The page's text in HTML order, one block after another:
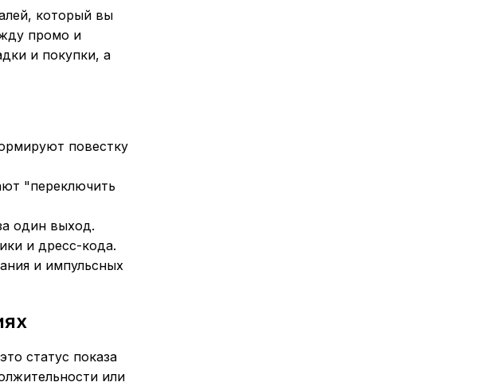
который вы
промо и
и покупки, а
повестку
"переключить
один выход.
и дресс-кода.
и импульсных
статус показа
или